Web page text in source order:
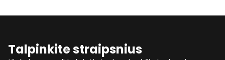
Talpinkite straipsnius